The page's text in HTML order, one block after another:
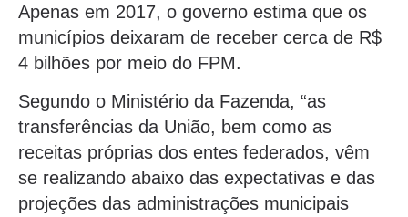
Apenas em 2017, o governo estima que os
municípios deixaram de receber cerca de R$
4 bilhões por meio do FPM.
Segundo o Ministério da Fazenda, “as
transferências da União, bem como as
receitas próprias dos entes federados, vêm
se realizando abaixo das expectativas e das
projeções das administrações municipais